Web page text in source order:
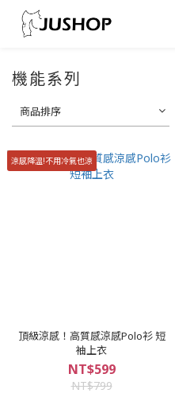
機能系列
商品排序
涼感降溫!不用冷氣也涼
頂級涼感！高質感涼感Polo衫 短
袖上衣
NT$599
NT$799